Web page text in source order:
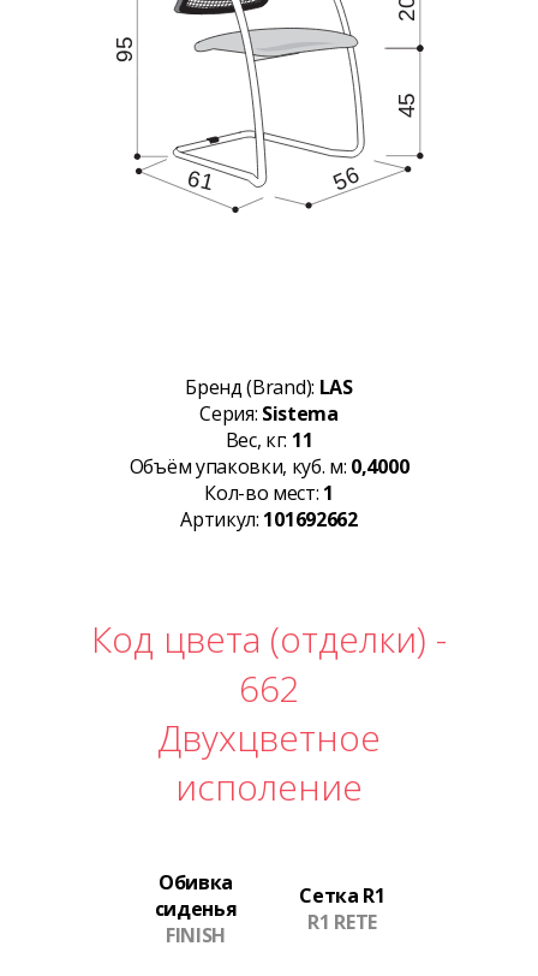
Бренд (Brand): LAS
Серия: Sistema
Вес, кг: 11
Объём упаковки, куб. м: 0,4000
Кол-во мест: 1
Артикул: 101692662
Код цвета (отделки) -
662
Двухцветное
исполение
Обивка
сиденья
FINISH
Сетка R1
R1 RETE